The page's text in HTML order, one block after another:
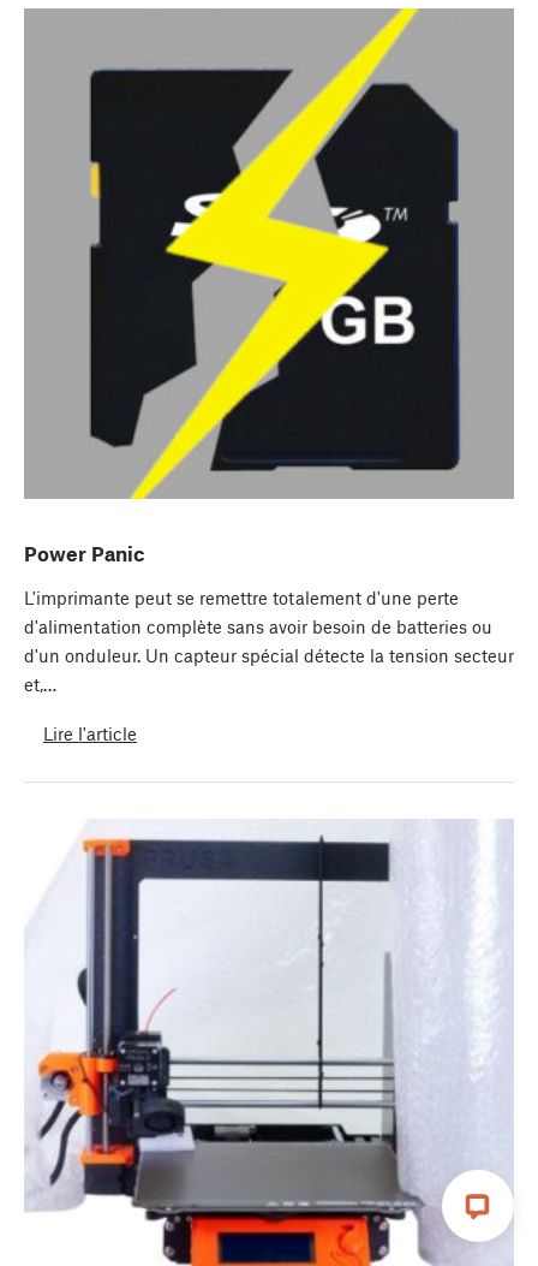
Power Panic
L'imprimante peut se remettre totalement d'une perte
d'alimentation complète sans avoir besoin de batteries ou
d'un onduleur. Un capteur spécial détecte la tension secteur
et,…
Lire l'article